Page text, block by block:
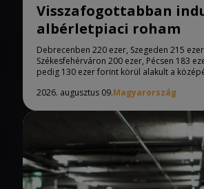
Visszafogottabban
albérletpiaci roham
Debrecenben 220 ezer, Szegeden 215
Székesfehérváron 200 ezer, Pécsen 183
pedig 130 ezer forint körül alakult a
2026. augusztus 09.Magyarország